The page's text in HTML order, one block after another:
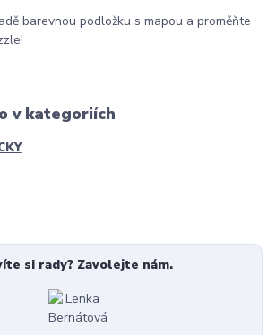
barevnou podložku s mapou a proměňte
v kategoriích
si rady? Zavolejte nám.